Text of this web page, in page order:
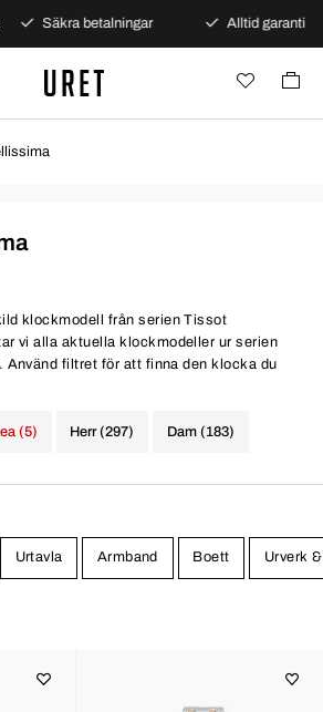
Säkra betalningar Alltid garanti
klockmodell från serien Tissot
vi alla aktuella klockmodeller ur serien
filtret för att finna den klocka du
Herr (297) Dam (183)
(5)
Urtavla Armband Boett Urverk